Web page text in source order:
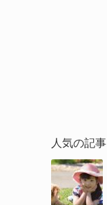
人気の記事